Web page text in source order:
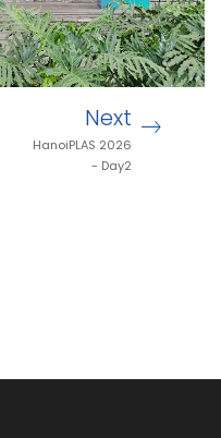
Next
HanoiPLAS 2026
- Day2